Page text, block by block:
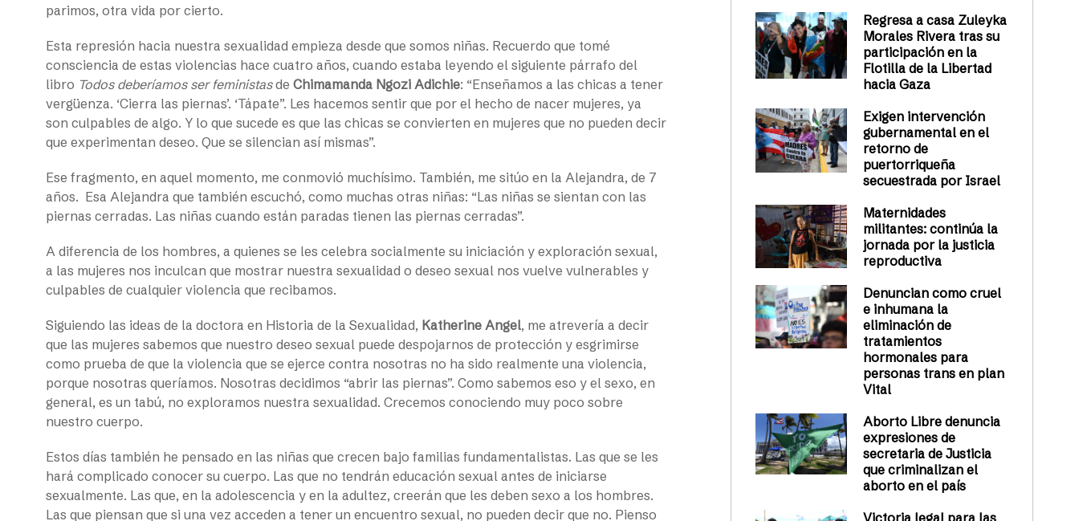
parimos, otra vida por cierto.
Esta represión hacia nuestra sexualidad empieza desde que somos niñas. Recuerdo que tomé
consciencia de estas violencias hace cuatro años, cuando estaba leyendo el siguiente párrafo del
libro Todos deberíamos ser feministasde Chimamanda Ngozi Adichie: “Enseñamos a las chicas a tener
vergüenza. ‘Cierra las piernas’. ‘Tápate”. Les hacemos sentir que por el hecho de nacer mujeres, ya
son culpables de algo. Y lo que sucede es que las chicas se convierten en mujeres que no pueden decir
que experimentan deseo. Que se silencian así mismas”.
Ese fragmento, en aquel momento, me conmovió muchísimo. También, me sitúo en la Alejandra, de 7
años. Esa Alejandra que también escuchó, como muchas otras niñas: “Las niñas se sientan con las
piernas cerradas. Las niñas cuando están paradas tienen las piernas cerradas”.
A diferencia de los hombres, a quienes se les celebra socialmente su iniciación y exploración sexual,
a las mujeres nos inculcan que mostrar nuestra sexualidad o deseo sexual nos vuelve vulnerables y
culpables de cualquier violencia que recibamos.
Siguiendo las ideas de la doctora en Historia de la Sexualidad, Katherine Angel, me atrevería a decir
que las mujeres sabemos que nuestro deseo sexual puede despojarnos de protección y esgrimirse
como prueba de que la violencia que se ejerce contra nosotras no ha sido realmente una violencia,
porque nosotras queríamos. Nosotras decidimos “abrir las piernas”. Como sabemos eso y el sexo, en
general, es un tabú, no exploramos nuestra sexualidad. Crecemos conociendo muy poco sobre
nuestro cuerpo.
Estos días también he pensado en las niñas que crecen bajo familias fundamentalistas. Las que se les
hará complicado conocer su cuerpo. Las que no tendrán educación sexual antes de iniciarse
sexualmente. Las que, en la adolescencia y en la adultez, creerán que les deben sexo a los hombres.
Las que piensan que si una vez acceden a tener un encuentro sexual, no pueden decir que no. Pienso
Regresa a casa Zuleyka
Morales Rivera tras su
participación en la
Flotilla de la Libertad
hacia Gaza
Exigen intervención
gubernamental en el
retorno de
puertorriqueña
secuestrada por Israel
Maternidades
militantes: continúa la
jornada por la justicia
reproductiva
Denuncian como cruel
e inhumana la
eliminación de
tratamientos
hormonales para
personas trans en plan
Vital
Aborto Libre denuncia
expresiones de
secretaria de Justicia
que criminalizan el
aborto en el país
Victoria legal para las